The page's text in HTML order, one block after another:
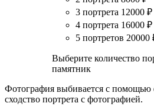
3 портрета 12000 ₽
4 портрета 16000 ₽
5 портретов 20000
Выберите количество
памятник
Фотография выбивается с помощью
сходство портрета с фотографией.